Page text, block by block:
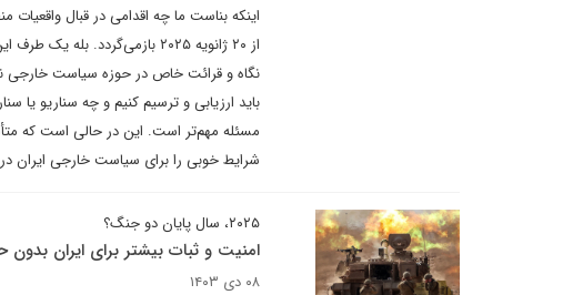
اینکه‌ بناست ما چه اقدامی در قبال
از ۲۰ ژانویه ۲۰۲۵
نگاه و قرائت خاص در حوزه سیاست خارجی
باید ارزیابی و ترسیم کنیم و چه سناریو یا
مسئله مهم‌تر است. این در حالی است که
شرایط خوبی را برای سیاست خارجی ایران در سال ۲۰۲۵
۲۰۲۵، سال پایان دو جنگ؟
امنیت و ثبات بیشتر برای ایران بدون
۰۸ دی ۱۴۰۳